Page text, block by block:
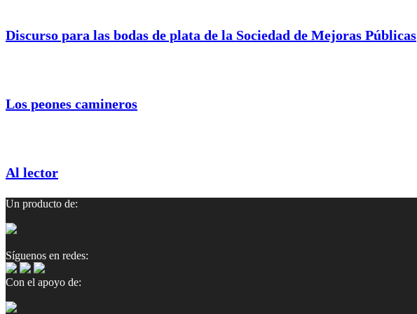
Discurso para las bodas de plata de la Sociedad de Mejoras Públicas
Los peones camineros
Al lector
Un producto de:
Síguenos en redes:
Con el apoyo de: